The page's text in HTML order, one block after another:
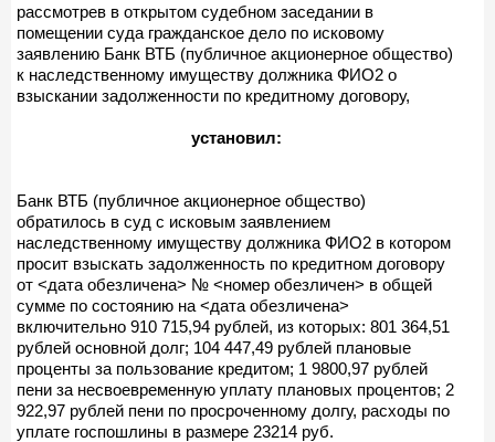
рассмотрев в открытом судебном заседании в
помещении суда гражданское дело по исковому
заявлению Банк ВТБ (публичное акционерное общество)
к наследственному имуществу должника ФИО2 о
взыскании задолженности по кредитному договору,
установил:
Банк ВТБ (публичное акционерное общество)
обратилось в суд с исковым заявлением
наследственному имуществу должника ФИО2 в котором
просит взыскать задолженность по кредитном договору
от <дата обезличена> № <номер обезличен> в общей
сумме по состоянию на <дата обезличена>
включительно 910 715,94 рублей, из которых: 801 364,51
рублей основной долг; 104 447,49 рублей плановые
проценты за пользование кредитом; 1 9800,97 рублей
пени за несвоевременную уплату плановых процентов; 2
922,97 рублей пени по просроченному долгу, расходы по
уплате госпошлины в размере 23214 руб.